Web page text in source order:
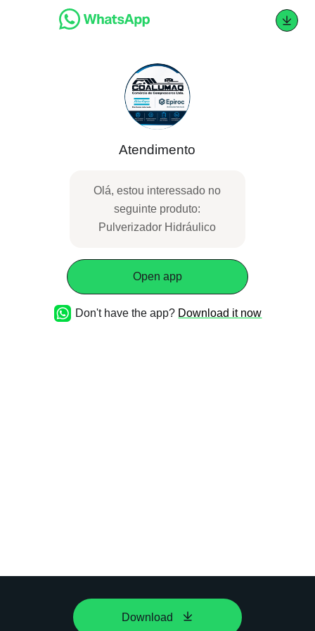
Atendimento
Olá, estou interessado no
seguinte produto:
Pulverizador Hidráulico
Open app
Don't have the app? Download it now
Download